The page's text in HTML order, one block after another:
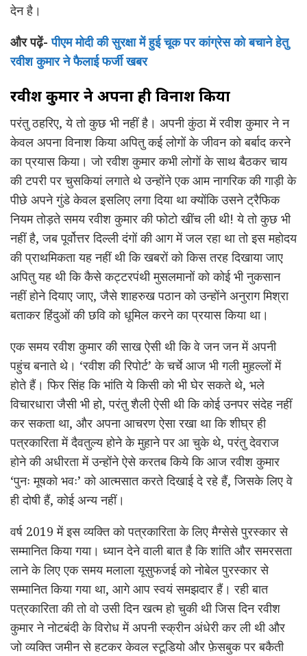
देन है।
और पढ़ें-पीएम मोदी की सुरक्षा में हुई चूक पर कांग्रेस को बचाने हेतु
रवीश कुमार ने फैलाई फर्जी खबर
रवीश कुमार ने अपना ही विनाश किया
परंतु ठहरिए, ये तो कुछ भी नहीं है। अपनी कुंठा में रवीश कुमार ने न
केवल अपना विनाश किया अपितु कई लोगों के जीवन को बर्बाद करने
का प्रयास किया। जो रवीश कुमार कभी लोगों के साथ बैठकर चाय
की टपरी पर चुसकियां लगाते थे उन्होंने एक आम नागरिक की गाड़ी के
पीछे अपने गुंडे केवल इसलिए लगा दिया था क्योंकि उसने ट्रैफिक
नियम तोड़ते समय रवीश कुमार की फोटो खींच ली थी! ये तो कुछ भी
नहीं है, जब पूर्वोत्तर दिल्ली दंगों की आग में जल रहा था तो इस महोदय
की प्राथमिकता यह नहीं थी कि खबरों को किस तरह दिखाया जाए
अपितु यह थी कि कैसे कट्टरपंथी मुसलमानों को कोई भी नुकसान
नहीं होने दियाए जाए, जैसे शाहरुख पठान को उन्होंने अनुराग मिश्रा
बताकर हिंदुओं की छवि को धूमिल करने का प्रयास किया था।
एक समय रवीश कुमार की साख ऐसी थी कि वे जन जन में अपनी
पहुंच बनाते थे। ‘रवीश की रिपोर्ट’ के चर्चे आज भी गली मुहल्लों में
होते हैं। फिर सिंह कि भांति ये किसी को भी घेर सकते थे, भले
विचारधारा जैसी भी हो, परंतु शैली ऐसी थी कि कोई उनपर संदेह नहीं
कर सकता था, और अपना आचरण ऐसा रखा था कि शीघ्र ही
पत्रकारिता में दैवतुल्य होने के मुहाने पर आ चुके थे, परंतु देवराज
होने की अधीरता में उन्होंने ऐसे करतब किये कि आज रवीश कुमार
‘पुनः मूषको भवः’ को आत्मसात करते दिखाई दे रहे हैं, जिसके लिए वे
ही दोषी हैं, कोई अन्य नहीं।
वर्ष 2019 में इस व्यक्ति को पत्रकारिता के लिए मैग्सेसे पुरस्कार से
सम्मानित किया गया। ध्यान देने वाली बात है कि शांति और समरसता
लाने के लिए एक समय मलाला यूसुफजई को नोबेल पुरस्कार से
सम्मानित किया गया था, आगे आप स्वयं समझदार हैं। रही बात
पत्रकारिता की तो वो उसी दिन खत्म हो चुकी थी जिस दिन रवीश
कुमार ने नोटबंदी के विरोध में अपनी स्क्रीन अंधेरी कर ली थी और
जो व्यक्ति जमीन से हटकर केवल स्टूडियो और फ़ेसबुक पर बकैती